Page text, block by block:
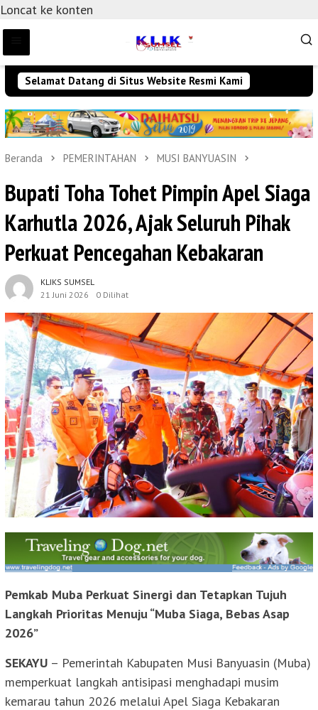
Loncat ke konten
Selamat Datang di Situs Website Resmi Kami
Beranda PEMERINTAHAN MUSI BANYUASIN
Bupati Toha Tohet Pimpin Apel Siaga
Karhutla 2026, Ajak Seluruh Pihak
Perkuat Pencegahan Kebakaran
KLIKS SUMSEL
21 Juni 2026
0 Dilihat
Pemkab Muba Perkuat Sinergi dan Tetapkan Tujuh
Langkah Prioritas Menuju “Muba Siaga, Bebas Asap
2026”
SEKAYU – Pemerintah Kabupaten Musi Banyuasin (Muba)
memperkuat langkah antisipasi menghadapi musim
kemarau tahun 2026 melalui Apel Siaga Kebakaran